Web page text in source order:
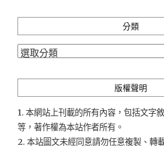
分類
分
版權聲明
1. 本網站上刊載的所有內容，包括文字
等，著作權為本站作者所有。
2. 本站圖文未經同意請勿任意複製、轉